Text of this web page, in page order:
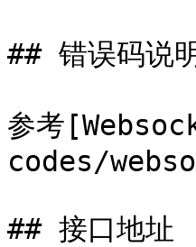
## 错误码说
参考
codes/
## 接口地址